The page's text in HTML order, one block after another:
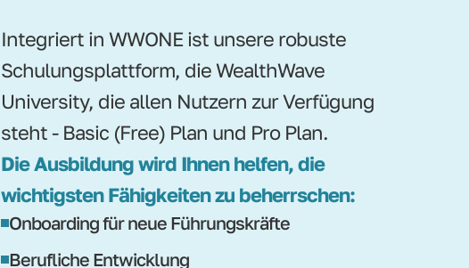
Integriert in WWONE ist unsere robuste
Schulungsplattform, die WealthWave
University, die allen Nutzern zur Verfügung
steht - Basic (Free) Plan und Pro Plan.
Die Ausbildung wird Ihnen helfen, die
wichtigsten Fähigkeiten zu beherrschen:
Onboarding für neue Führungskräfte
Berufliche Entwicklung